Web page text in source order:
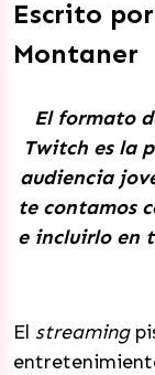
Escrito
Montaner
El formato
Twitch es la
audiencia
te contamos
e incluirlo en
El streaming